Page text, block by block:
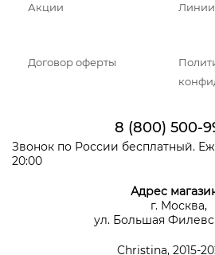
Акции Линии
Договор оферты
8 (800) 500-
Звонок по России бесплатный.
20:00
Адрес
г. Москва,
ул. Большая
Christina, 2015-